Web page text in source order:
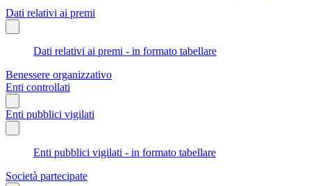
Dati relativi ai premi
Dati relativi ai premi - in formato tabellare
Benessere organizzativo
Enti controllati
Enti pubblici vigilati
Enti pubblici vigilati - in formato tabellare
Società partecipate